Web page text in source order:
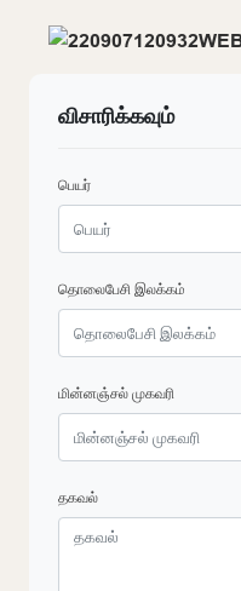
விசாரிக்கவும்
பெயர்
தொலைபேசி இலக்கம்
மின்னஞ்சல் முகவரி
தகவல்